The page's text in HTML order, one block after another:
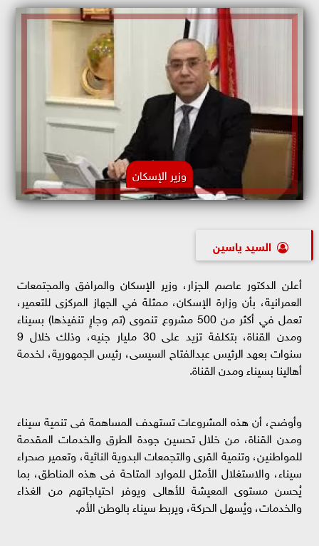
وزير الإسكان
السيد ياسين
أعلن الدكتور عاصم الجزار، وزير الإسكان والمرافق والمجتمعات
العمرانية، بأن وزارة الإسكان، ممثلة في الجهاز المركزى للتعمير،
تعمل في أكثر من 500 مشروع تنموى (تم وجارٍ تنفيذها) بسيناء
ومدن القناة، بتكلفة تزيد على 30 مليار جنيه، وذلك خلال 9
سنوات بعهد الرئيس عبدالفتاح السيسى، رئيس الجمهورية، لخدمة
أهالينا بسيناء ومدن القناة.
وأوضح، أن هذه المشروعات تستهدف المساهمة فى تنمية سيناء
ومدن القناة، من خلال تحسين جودة الطرق والخدمات المقدمة
للمواطنين، وتنمية القرى والتجمعات البدوية النائية، وتعمير صحراء
سيناء، والاستغلال الأمثل للموارد المتاحة فى هذه المناطق، بما
يُحسن مستوى المعيشة للأهالى ويوفر احتياجاتهم من الغذاء
والخدمات، ويُسهل الحركة، ويربط سيناء بالوطن الأم.